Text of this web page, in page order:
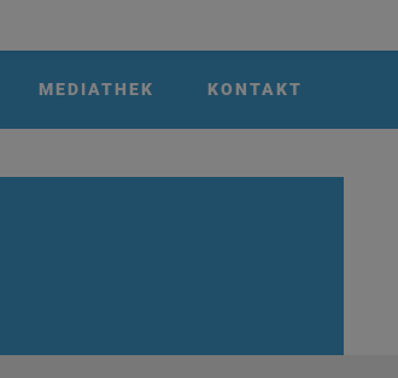
MEDIATHEK KONTAKT